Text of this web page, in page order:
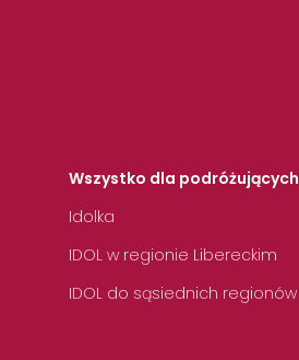
Wszystko dla podróżujących
Idolka
IDOL w regionie Libereckim
IDOL do sąsiednich regionów